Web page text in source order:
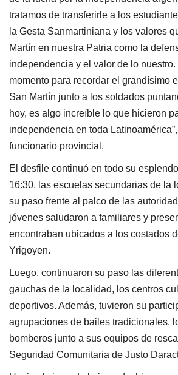
tratamos de transferirle a los
la Gesta Sanmartiniana y los valores
Martín en nuestra Patria como la
independencia y el valor de lo nuestro.
momento para recordar el grandísimo
San Martín junto a los soldados
hoy, es algo increíble lo que hicieron
independencia en toda
funcionario provincial.
El desfile continuó en todo su
16:30, las escuelas secundarias de la
su paso frente al palco de las
jóvenes saludaron a familiares y
encontraban ubicados a los costados
Yrigoyen.
Luego, continuaron su paso las
gauchas de la localidad, los centros
deportivos. Además, tuvieron su
agrupaciones de bailes tradicionales,
bomberos junto a sus equipos de
Seguridad Comunitaria de Justo